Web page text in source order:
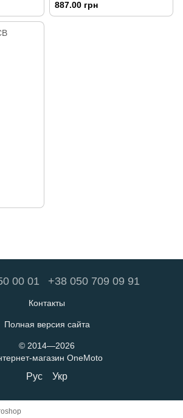
887.00 грн
00 01 +38 050 709 09 91
Контакты
Полная версия сайта
© 2014—2026
магазин OneMoto
Рус Укр